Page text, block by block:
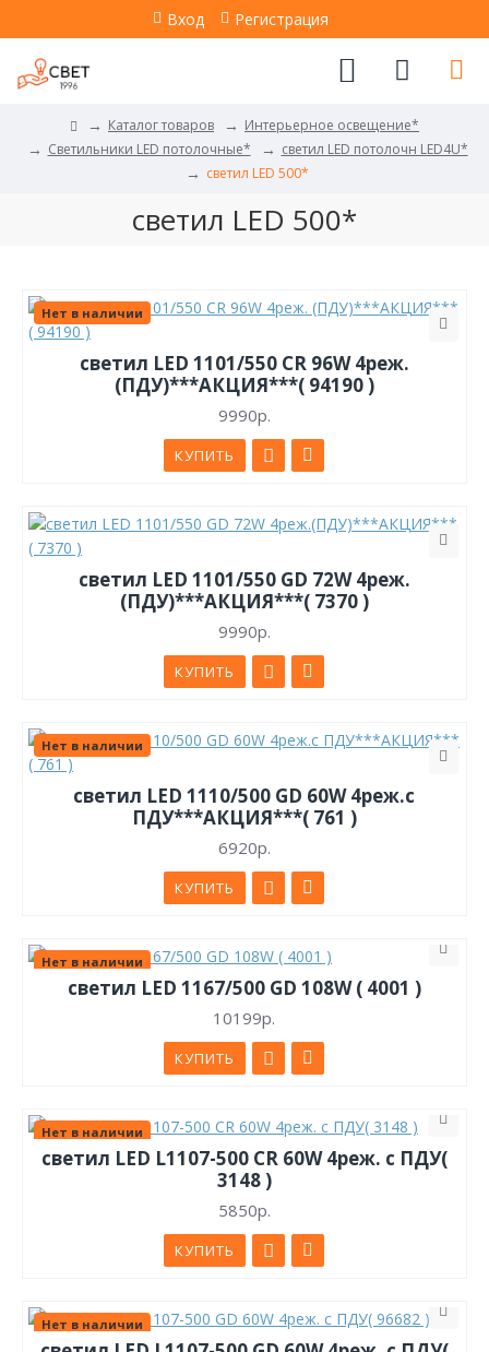
Вход Регистрация
Каталог товаров
Интерьерное освещение*
Светильники LED потолочные*
светил LED потолочн LED4U*
светил LED 500*
светил LED 500*
Нет в наличии
светил LED 1101/550 CR 96W 4реж.
(ПДУ)***АКЦИЯ***( 94190 )
9990р.
КУПИТЬ
светил LED 1101/550 GD 72W 4реж.
(ПДУ)***АКЦИЯ***( 7370 )
9990р.
КУПИТЬ
Нет в наличии
светил LED 1110/500 GD 60W 4реж.с
ПДУ***АКЦИЯ***( 761 )
6920р.
КУПИТЬ
Нет в наличии
светил LED 1167/500 GD 108W ( 4001 )
10199р.
КУПИТЬ
Нет в наличии
светил LED L1107-500 CR 60W 4реж. с ПДУ(
3148 )
5850р.
КУПИТЬ
Нет в наличии